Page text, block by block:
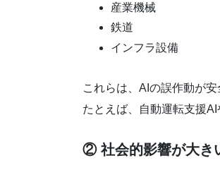
産業機械
鉄道
インフラ設備
これらは、AIの誤作動が
たとえば、自動運転支援
② 社会的影響が大き